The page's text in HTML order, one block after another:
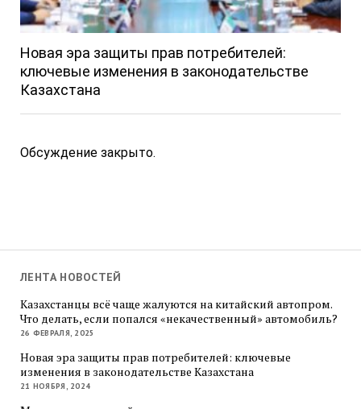
Новая эра защиты прав потребителей:
ключевые изменения в законодательстве
Казахстана
Обсуждение закрыто.
ЛЕНТА НОВОСТЕЙ
Казахстанцы всё чаще жалуются на китайский автопром.
Что делать, если попался «некачественный» автомобиль?
26 ФЕВРАЛЯ, 2025
Новая эра защиты прав потребителей: ключевые
изменения в законодательстве Казахстана
21 НОЯБРЯ, 2024